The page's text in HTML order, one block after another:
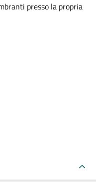
presso la propria